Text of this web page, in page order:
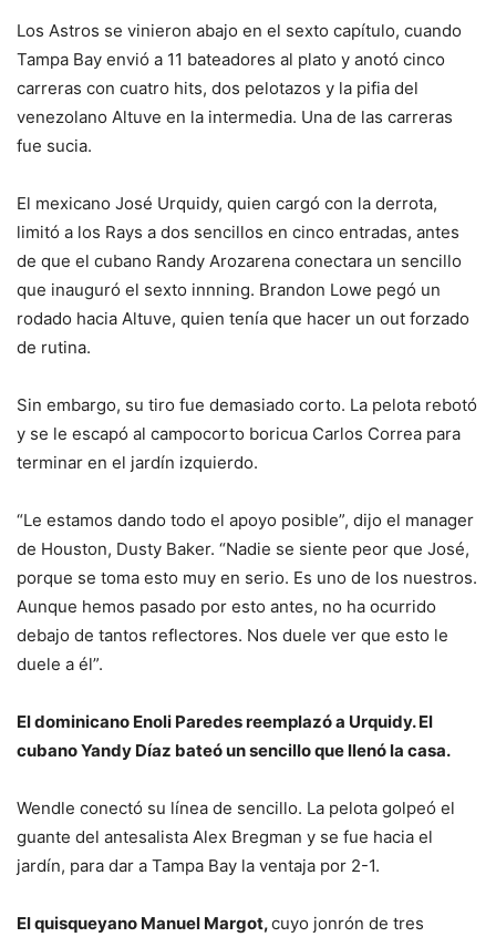
Los Astros se vinieron abajo en el sexto capítulo, cuando
Tampa Bay envió a 11 bateadores al plato y anotó cinco
carreras con cuatro hits, dos pelotazos y la pifia del
venezolano Altuve en la intermedia. Una de las carreras
fue sucia.
El mexicano José Urquidy, quien cargó con la derrota,
limitó a los Rays a dos sencillos en cinco entradas, antes
de que el cubano Randy Arozarena conectara un sencillo
que inauguró el sexto innning. Brandon Lowe pegó un
rodado hacia Altuve, quien tenía que hacer un out forzado
de rutina.
Sin embargo, su tiro fue demasiado corto. La pelota rebotó
y se le escapó al campocorto boricua Carlos Correa para
terminar en el jardín izquierdo.
“Le estamos dando todo el apoyo posible”, dijo el manager
de Houston, Dusty Baker. “Nadie se siente peor que José,
porque se toma esto muy en serio. Es uno de los nuestros.
Aunque hemos pasado por esto antes, no ha ocurrido
debajo de tantos reflectores. Nos duele ver que esto le
duele a él”.
El dominicano Enoli Paredes reemplazó a Urquidy. El
cubano Yandy Díaz bateó un sencillo que llenó la casa.
Wendle conectó su línea de sencillo. La pelota golpeó el
guante del antesalista Alex Bregman y se fue hacia el
jardín, para dar a Tampa Bay la ventaja por 2-1.
El quisqueyano Manuel Margot,cuyo jonrón de tres